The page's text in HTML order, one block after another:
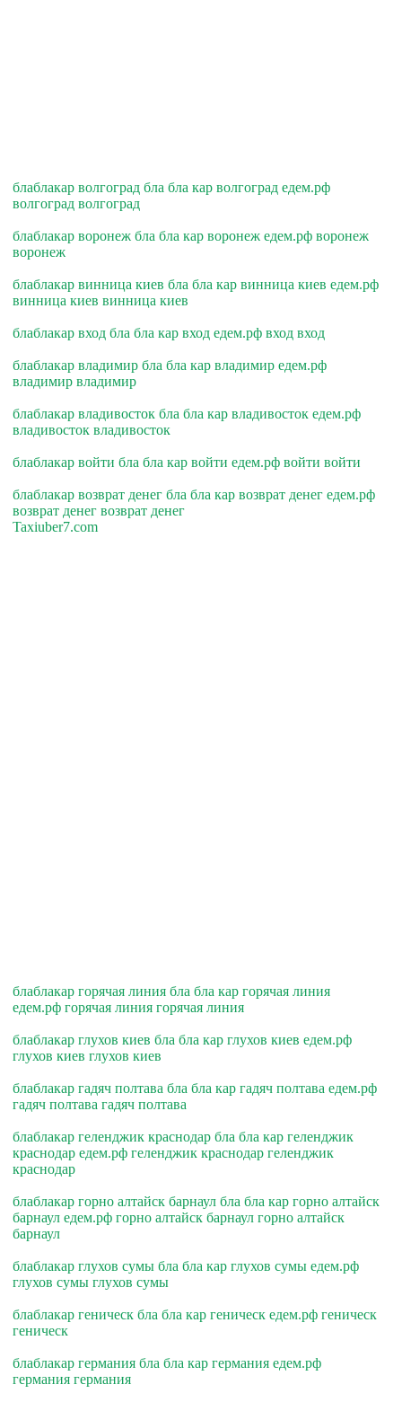
блаблакар волгоград бла бла кар волгоград едем.рф
волгоград волгоград
блаблакар воронеж бла бла кар воронеж едем.рф воронеж
воронеж
блаблакар винница киев бла бла кар винница киев едем.рф
винница киев винница киев
блаблакар вход бла бла кар вход едем.рф вход вход
блаблакар владимир бла бла кар владимир едем.рф
владимир владимир
блаблакар владивосток бла бла кар владивосток едем.рф
владивосток владивосток
блаблакар войти бла бла кар войти едем.рф войти войти
блаблакар возврат денег бла бла кар возврат денег едем.рф
возврат денег возврат денег
Taxiuber7.com
блаблакар горячая линия бла бла кар горячая линия
едем.рф горячая линия горячая линия
блаблакар глухов киев бла бла кар глухов киев едем.рф
глухов киев глухов киев
блаблакар гадяч полтава бла бла кар гадяч полтава едем.рф
гадяч полтава гадяч полтава
блаблакар геленджик краснодар бла бла кар геленджик
краснодар едем.рф геленджик краснодар геленджик
краснодар
блаблакар горно алтайск барнаул бла бла кар горно алтайск
барнаул едем.рф горно алтайск барнаул горно алтайск
барнаул
блаблакар глухов сумы бла бла кар глухов сумы едем.рф
глухов сумы глухов сумы
блаблакар геническ бла бла кар геническ едем.рф геническ
геническ
блаблакар германия бла бла кар германия едем.рф
германия германия